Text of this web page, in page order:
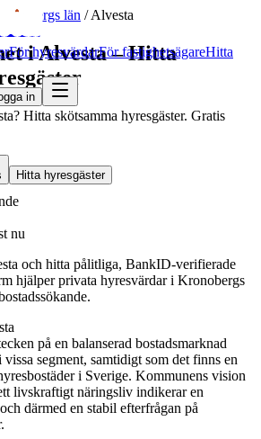
För hyresvärdarFör fastighetsägareHitta
in
Kronobergs län /Alvesta
i Alvesta – Hitta
Hitta skötsamma hyresgäster. Gratis
Hitta hyresgäster
nu
och hitta pålitliga, BankID-verifierade
hjälper privata hyresvärdar i Kronobergs
på en balanserad bostadsmarknad
segment, samtidigt som det finns en
i Sverige. Kommunens vision
livskraftigt näringsliv indikerar en
därmed en stabil efterfrågan på